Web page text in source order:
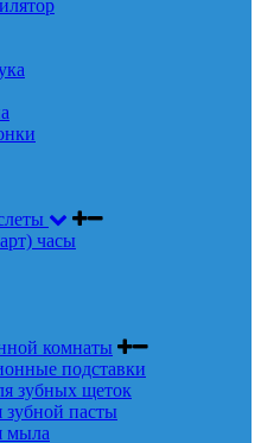
часы
комнаты
подставки
зубных щеток
зубной пасты
мыла